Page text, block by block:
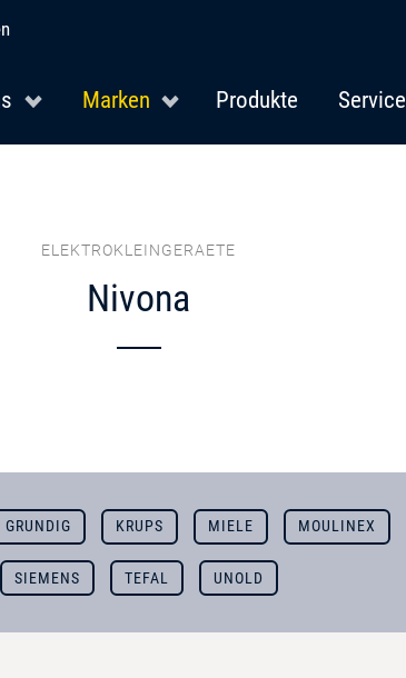
Marken Produkte Service
ELEKTROKLEINGERAETE
Nivona
GRUNDIG KRUPS MIELE MOULINEX
SIEMENS TEFAL UNOLD